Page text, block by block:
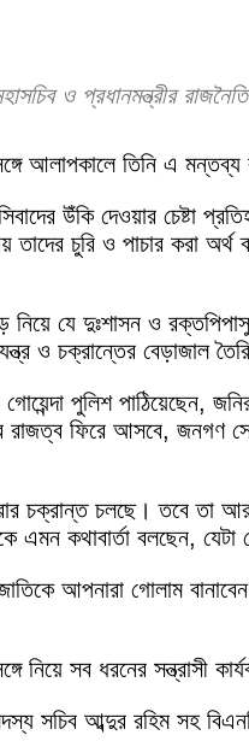
ও প্রধানমন্ত্রীর
সঙ্গে আলাপকালে তিনি এ
উঁকি দেওয়ার চেষ্টা
চুরি ও পাচার করা অর্থ
নিয়ে যে দুঃশাসন ও
ও চক্রান্তের বেড়াজাল
পুলিশ পাঠিয়েছেন,
ফিরে আসবে, জনগণ
চক্রান্ত চলছে। তবে
কথাবার্তা বলছেন, যেটা
আপনারা গোলাম
সব ধরনের সন্ত্রাসী
আব্দুর রহিম সহ বিএনপি